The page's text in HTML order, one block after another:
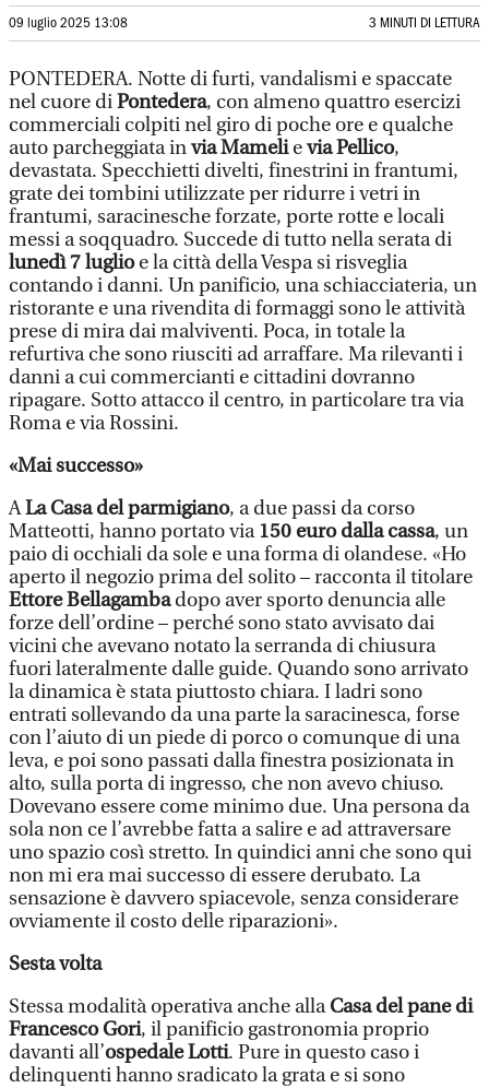
09 luglio 2025 13:08 3 MINUTI DI LETTURA
PONTEDERA. Notte di furti, vandalismi e spaccate
nel cuore diPontedera, con almeno quattro esercizi
commerciali colpiti nel giro di poche ore e qualche
auto parcheggiata invia Mamelievia Pellico,
devastata. Specchietti divelti, finestrini in frantumi,
grate dei tombini utilizzate per ridurre i vetri in
frantumi, saracinesche forzate, porte rotte e locali
messi a soqquadro. Succede di tutto nella serata di
lunedì 7 luglioe la città della Vespa si risveglia
contando i danni. Un panificio, una schiacciateria, un
ristorante e una rivendita di formaggi sono le attività
prese di mira dai malviventi. Poca, in totale la
refurtiva che sono riusciti ad arraffare. Ma rilevanti i
danni a cui commercianti e cittadini dovranno
ripagare. Sotto attacco il centro, in particolare tra via
Roma e via Rossini.
«Mai successo»
ALa Casa del parmigiano, a due passi da corso
Matteotti, hanno portato via 150 euro dalla cassa, un
paio di occhiali da sole e una forma di olandese. «Ho
aperto il negozio prima del solito – racconta il titolare
Ettore Bellagambadopo aver sporto denuncia alle
forze dell’ordine – perché sono stato avvisato dai
vicini che avevano notato la serranda di chiusura
fuori lateralmente dalle guide. Quando sono arrivato
la dinamica è stata piuttosto chiara. I ladri sono
entrati sollevando da una parte la saracinesca, forse
con l’aiuto di un piede di porco o comunque di una
leva, e poi sono passati dalla finestra posizionata in
alto, sulla porta di ingresso, che non avevo chiuso.
Dovevano essere come minimo due. Una persona da
sola non ce l’avrebbe fatta a salire e ad attraversare
uno spazio così stretto. In quindici anni che sono qui
non mi era mai successo di essere derubato. La
sensazione è davvero spiacevole, senza considerare
ovviamente il costo delle riparazioni».
Sesta volta
Stessa modalità operativa anche allaCasa del pane di
Francesco Gori, il panificio gastronomia proprio
davanti all’ospedale Lotti. Pure in questo caso i
delinquenti hanno sradicato la grata e si sono